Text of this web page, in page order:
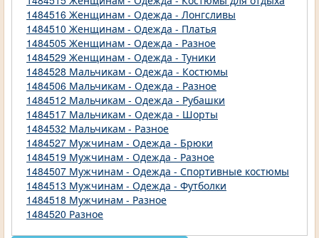
1484516 Женщинам - Одежда - Лонгсливы
1484510 Женщинам - Одежда - Платья
1484505 Женщинам - Одежда - Разное
1484529 Женщинам - Одежда - Туники
1484528 Мальчикам - Одежда - Костюмы
1484506 Мальчикам - Одежда - Разное
1484512 Мальчикам - Одежда - Рубашки
1484517 Мальчикам - Одежда - Шорты
1484532 Мальчикам - Разное
1484527 Мужчинам - Одежда - Брюки
1484519 Мужчинам - Одежда - Разное
1484507 Мужчинам - Одежда - Спортивные костюмы
1484513 Мужчинам - Одежда - Футболки
1484518 Мужчинам - Разное
1484520 Разное